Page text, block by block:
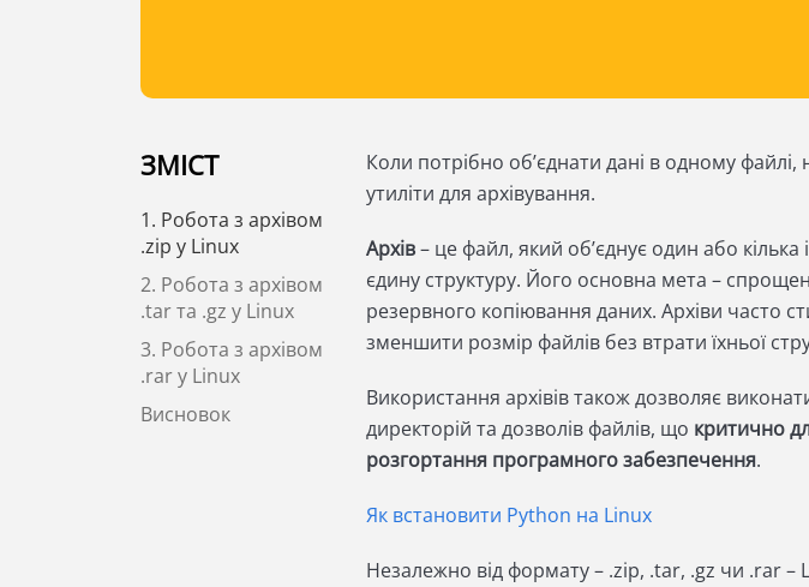
ЗМІСТ
1. Робота з архівом
.zip у Linux
2. Робота з архівом
.tar та .gz у Linux
3. Робота з архівом
.rar у Linux
Висновок
Коли потрібно об’єднати дані в одному
утиліти для архівування.
Архів– це файл, який об’єднує один або
єдину структуру. Його основна мета –
резервного копіювання даних. Архіви часто
зменшити розмір файлів без втрати їхньої
Використання архівів також дозволяє
директорій та дозволів файлів, що критично
розгортання програмного забезпечення.
Як встановити Python на Linux
Незалежно від формату – .zip, .tar, .gz чи .rar –